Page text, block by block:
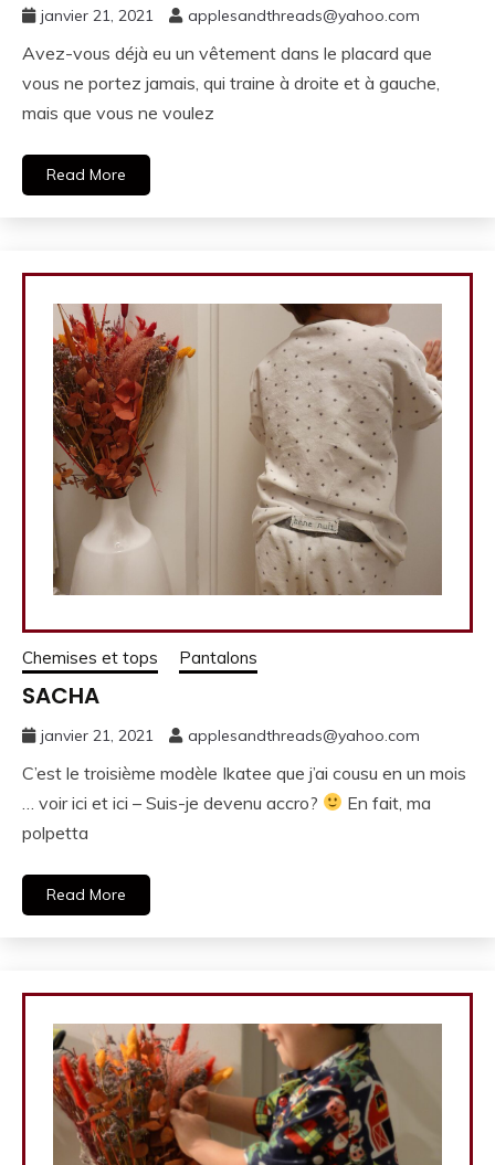
janvier 21, 2021 applesandthreads@yahoo.com
Avez-vous déjà eu un vêtement dans le placard que
vous ne portez jamais, qui traine à droite et à gauche,
mais que vous ne voulez
Read More
Chemises et tops Pantalons
SACHA
janvier 21, 2021 applesandthreads@yahoo.com
C’est le troisième modèle Ikatee que j’ai cousu en un mois
… voir ici et ici – Suis-je devenu accro?
En fait, ma
polpetta
Read More